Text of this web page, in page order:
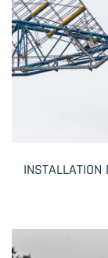
INSTALLATION